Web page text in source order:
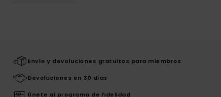
Envío y devoluciones gratuitos para miembros
Devoluciones en 30 días
Únete al programa de fidelidad